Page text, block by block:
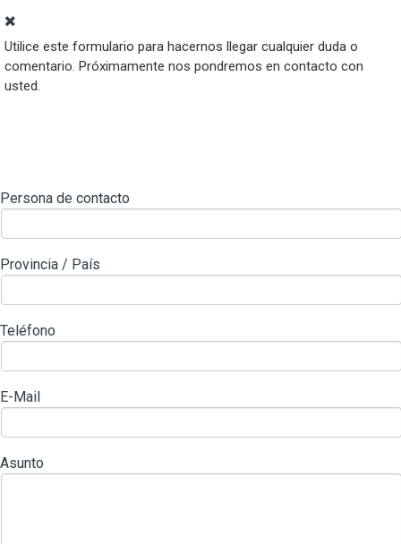
Utilice este formulario para hacernos llegar cualquier duda o
comentario. Próximamente nos pondremos en contacto con
usted.
Persona de contacto
Provincia / País
Teléfono
E-Mail
Asunto